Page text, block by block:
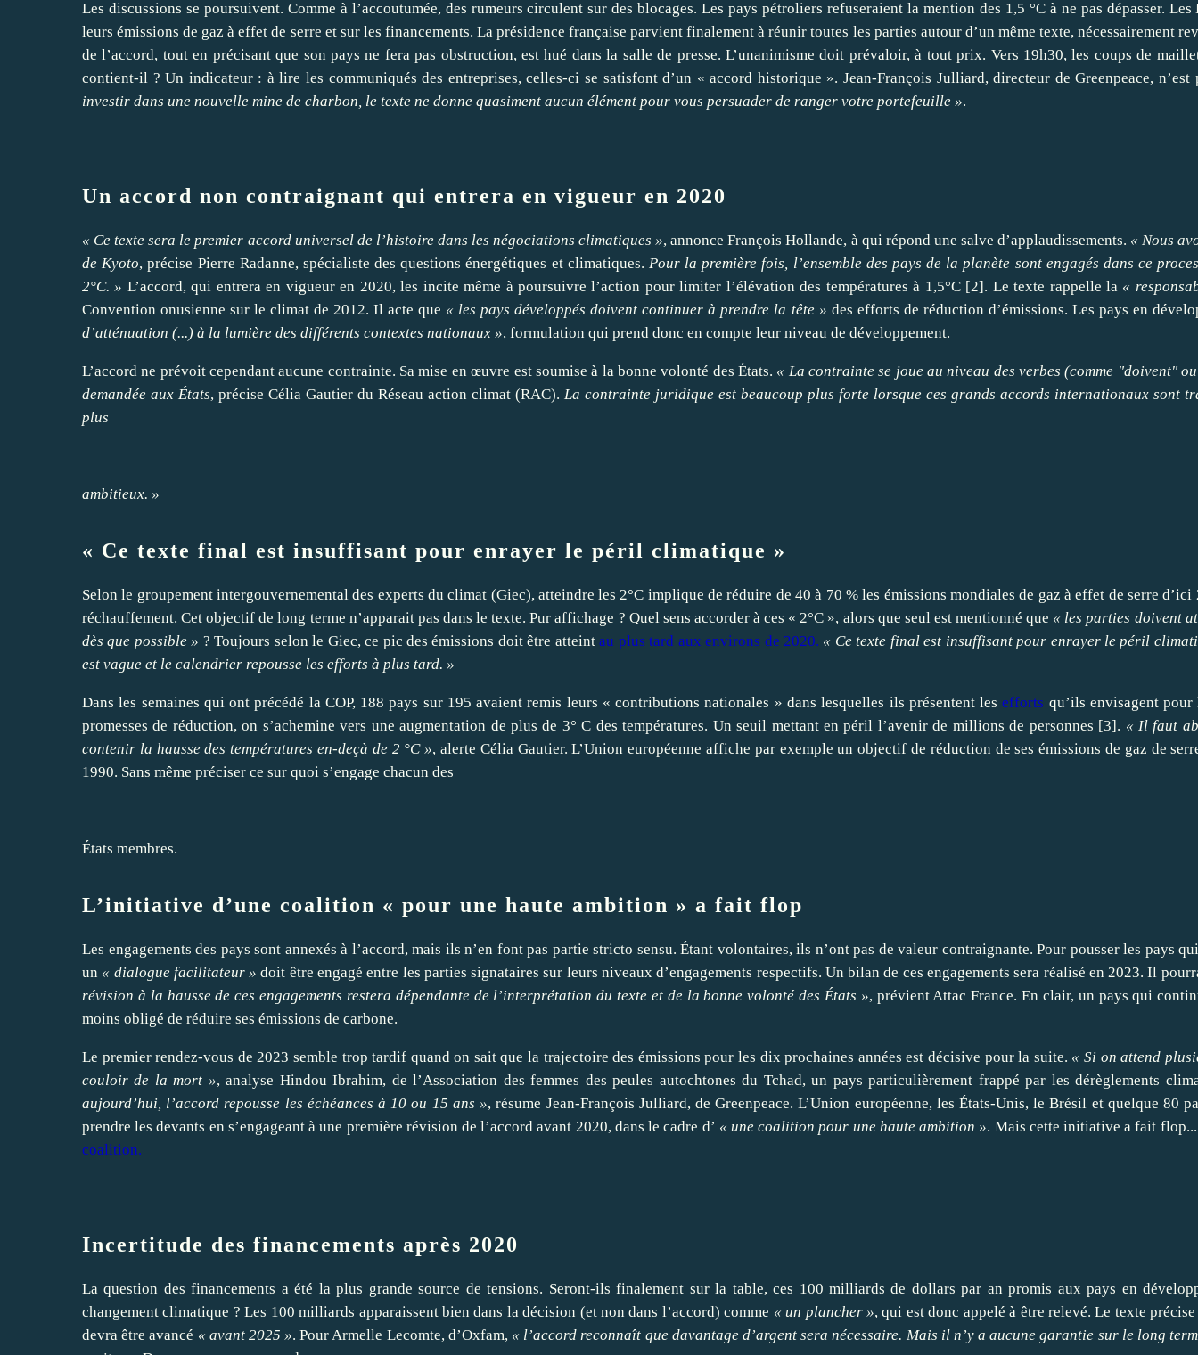
Les discussions se poursuivent. Comme à l’accoutumée, des rumeurs circulent sur des blocages. Les pays pétroliers refuseraient la mention des 1,5 °C à ne pas dépasser.
leurs émissions de gaz à effet de serre et sur les financements. La présidence française parvient finalement à réunir toutes les parties autour d’un même texte, nécessairement
de l’accord, tout en précisant que son pays ne fera pas obstruction, est hué dans la salle de presse. L’unanimisme doit prévaloir, à tout prix. Vers 19h30, les coups de
contient-il ? Un indicateur : à lire les communiqués des entreprises, celles-ci se satisfont d’un « accord historique ». Jean-François Julliard, directeur de Greenpeace,
investir dans une nouvelle mine de charbon, le texte ne donne quasiment aucun élément pour vous persuader de ranger votre portefeuille ».
Un accord non contraignant qui entrera en vigueur en 2020
« Ce texte sera le premier accord universel de l’histoire dans les négociations climatiques », annonce François Hollande, à qui répond une salve d’applaudissements. « Nous
de Kyoto, précise Pierre Radanne, spécialiste des questions énergétiques et climatiques. Pour la première fois, l’ensemble des pays de la planète sont engagés dans ce
2°C. » L’accord, qui entrera en vigueur en 2020, les incite même à poursuivre l’action pour limiter l’élévation des températures à 1,5°C[2] . Le texte rappelle la «
Convention onusienne sur le climat de 2012. Il acte que « les pays développés doivent continuer à prendre la tête » des efforts de réduction d’émissions. Les pays en
d’atténuation (...) à la lumière des différents contextes nationaux », formulation qui prend donc en compte leur niveau de développement.
L’accord ne prévoit cependant aucune contrainte. Sa mise en œuvre est soumise à la bonne volonté des États. « La contrainte se joue au niveau des verbes (comme "doivent"
demandée aux États, précise Célia Gautier du Réseau action climat (RAC). La contrainte juridique est beaucoup plus forte lorsque ces grands accords internationaux sont
plus
ambitieux. »
« Ce texte final est insuffisant pour enrayer le péril climatique »
Selon le groupement intergouvernemental des experts du climat (Giec), atteindre les 2°C implique de réduire de 40 à 70 % les émissions mondiales de gaz à effet de serre d’ici
réchauffement. Cet objectif de long terme n’apparait pas dans le texte. Pur affichage ? Quel sens accorder à ces « 2°C », alors que seul est mentionné que « les parties doivent
dès que possible » ? Toujours selon le Giec, ce pic des émissions doit être atteintau plus tard aux environs de 2020. « Ce texte final est insuffisant pour enrayer le péril
est vague et le calendrier repousse les efforts à plus tard. »
Dans les semaines qui ont précédé la COP, 188 pays sur 195 avaient remis leurs « contributions nationales » dans lesquelles ils présentent lesefforts qu’ils envisagent
promesses de réduction, on s’achemine vers une augmentation de plus de 3° C des températures. Un seuil mettant en péril l’avenir de millions de personnes [3] . « Il faut
contenir la hausse des températures en-deçà de 2 °C », alerte Célia Gautier. L’Union européenne affiche par exemple un objectif de réduction de ses émissions de gaz de
1990. Sans même préciser ce sur quoi s’engage chacun des
États membres.
L’initiative d’une coalition « pour une haute ambition » a fait flop
Les engagements des pays sont annexés à l’accord, mais ils n’en font pas partie stricto sensu. Étant volontaires, ils n’ont pas de valeur contraignante. Pour pousser les pays
un « dialogue facilitateur » doit être engagé entre les parties signataires sur leurs niveaux d’engagements respectifs. Un bilan de ces engagements sera réalisé en 2023. Il
révision à la hausse de ces engagements restera dépendante de l’interprétation du texte et de la bonne volonté des États », prévient Attac France. En clair, un pays qui
moins obligé de réduire ses émissions de carbone.
Le premier rendez-vous de 2023 semble trop tardif quand on sait que la trajectoire des émissions pour les dix prochaines années est décisive pour la suite. « Si on attend
couloir de la mort », analyse Hindou Ibrahim, de l’Association des femmes des peules autochtones du Tchad, un pays particulièrement frappé par les dérèglements
aujourd’hui, l’accord repousse les échéances à 10 ou 15 ans », résume Jean-François Julliard, de Greenpeace. L’Union européenne, les États-Unis, le Brésil et quelque 80
prendre les devants en s’engageant à une première révision de l’accord avant 2020, dans le cadre d’ « une coalition pour une haute ambition ». Mais cette initiative a fait
coalition.
Incertitude des financements après 2020
La question des financements a été la plus grande source de tensions. Seront-ils finalement sur la table, ces 100 milliards de dollars par an promis aux pays en
changement climatique ? Les 100 milliards apparaissent bien dans la décision (et non dans l’accord) comme « un plancher », qui est donc appelé à être relevé. Le texte précise
devra être avancé « avant 2025 ». Pour Armelle Lecomte, d’Oxfam, « l’accord reconnaît que davantage d’argent sera nécessaire. Mais il n’y a aucune garantie sur le long